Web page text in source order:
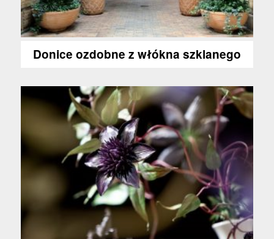
Donice ozdobne z włókna szklanego